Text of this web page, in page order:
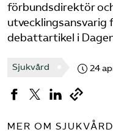
Logga in på
In English
förbundsdirektör
utvecklingsansvarig
debattartikel i
Sjukvård 24
MER OM SJUKVÅRD